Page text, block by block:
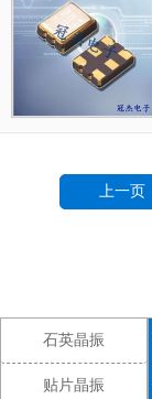
上一页
石英晶振
贴片晶振